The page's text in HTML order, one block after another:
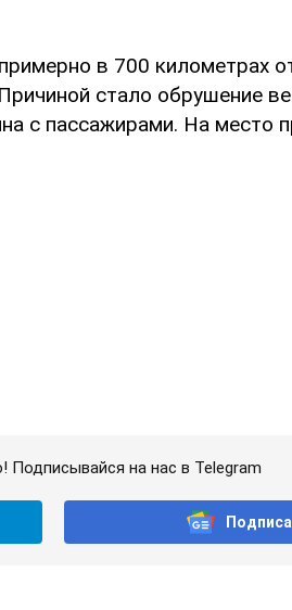
в 700 километрах
стало обрушение
с пассажирами. На место
Подписывайся на нас в Telegram